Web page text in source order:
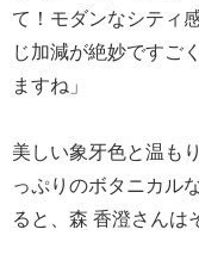
て！モダンなシティ
じ加減が絶妙ですご
ますね」
美しい象牙色と温も
っぷりのボタニカル
ると、森 香澄さんは